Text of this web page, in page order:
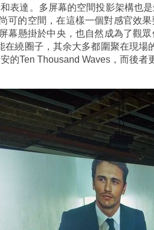
表達。多屏幕的空間投影架構也
可的空間，在這樣一個對感官效
幕懸掛於中央，也自然成為了觀
繞圈子，其余大多都圍聚在現場
的Ten Thousand Waves，而後者